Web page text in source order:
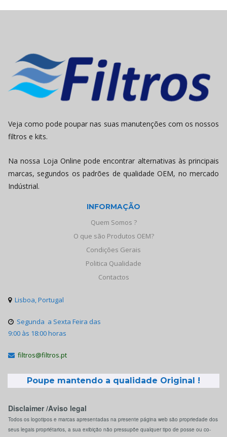
Veja como pode poupar nas suas manutenções com os nossos
filtros e kits.
Na nossa Loja Online pode encontrar alternativas às principais
marcas, segundos os padrões de qualidade OEM, no mercado
Indústrial.
INFORMAÇÃO
Quem Somos ?
O que são Produtos OEM?
Condições Gerais
Politica Qualidade
Contactos
 Lisboa, Portugal
 Segunda a Sexta Feira das
9:00 às 18:00 horas
 filtros@filtros.pt
Poupe mantendo a qualidade Original !
Disclaimer /Aviso legal
Todos os logotipos e marcas apresentadas na presente página web são propriedade dos
seus legais propriétarios, a sua exibição não pressupõe qualquer tipo de posse ou co-